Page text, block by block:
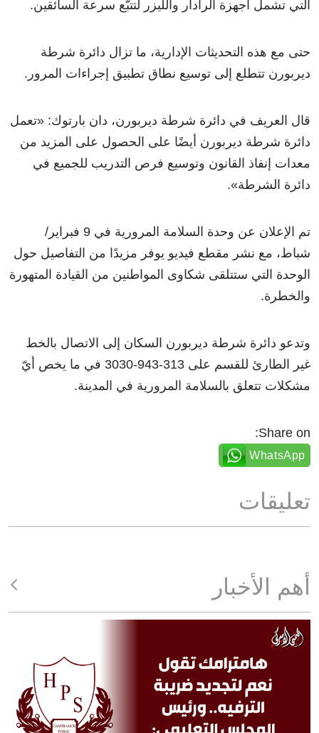
التي تشمل أجهزة الرادار والليزر لتتبّع سرعة السائقين.
حتى مع هذه التحديثات الإدارية، ما تزال دائرة شرطة
ديربورن تتطلع إلى توسيع نطاق تطبيق إجراءات المرور.
قال العريف في دائرة شرطة ديربورن، دان بارتوك: «تعمل
دائرة شرطة ديربورن أيضًا على الحصول على المزيد من
معدات إنفاذ القانون وتوسيع فرص التدريب للجميع في
دائرة الشرطة»
.
تم الإعلان عن وحدة السلامة المرورية في 9 فبراير/
شباط، مع نشر مقطع فيديو يوفر مزيدًا من التفاصيل حول
الوحدة التي ستتلقى شكاوى المواطنين من القيادة المتهورة
والخطرة.
وتدعو دائرة شرطة ديربورن السكان إلى الاتصال بالخط
غير الطارئ للقسم على 313-943-3030 في ما يخص أيّ
مشكلات تتعلق بالسلامة المرورية في المدينة.
Share on:
WhatsApp
تعليقات
أهم الأخبار